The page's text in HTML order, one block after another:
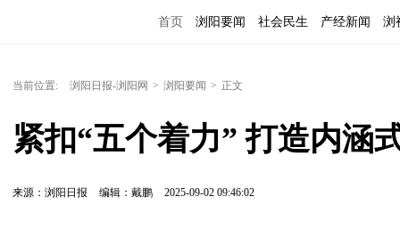
首页 浏阳要闻 社会民生 产经新闻 浏
当前位置: 浏阳日报-浏阳网 > 浏阳要闻 > 正文
紧扣“五个着力” 打造内涵
来源：浏阳日报 编辑：戴鹏 2025-09-02 09:46:02